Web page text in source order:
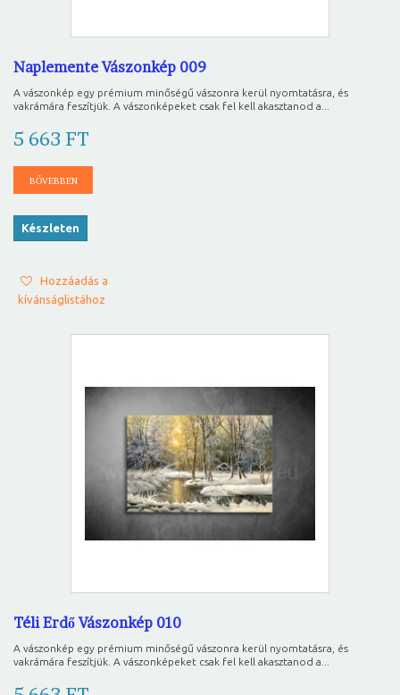
Naplemente Vászonkép 009
A vászonkép egy prémium minőségű vászonra kerül nyomtatásra, és
vakrámára feszítjük. A vászonképeket csak fel kell akasztanod a...
5 663 FT
BŐVEBBEN
Készleten
Hozzáadás a
kívánságlistához
Téli Erdő Vászonkép 010
A vászonkép egy prémium minőségű vászonra kerül nyomtatásra, és
vakrámára feszítjük. A vászonképeket csak fel kell akasztanod a...